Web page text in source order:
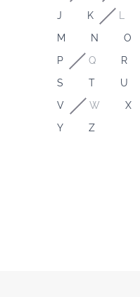
J
K
L
M
N
O
P
Q
R
S
T
U
V
W
X
Y
Z